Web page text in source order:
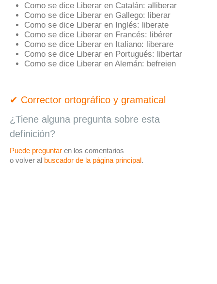
Como se dice Liberar en Catalán: alliberar
Como se dice Liberar en Gallego: liberar
Como se dice Liberar en Inglés: liberate
Como se dice Liberar en Francés: libérer
Como se dice Liberar en Italiano: liberare
Como se dice Liberar en Portugués: libertar
Como se dice Liberar en Alemán: befreien
✔ Corrector ortográfico y gramatical
¿Tiene alguna pregunta sobre esta
definición?
Puede preguntar en los comentarios
o volver al buscador de la página principal.